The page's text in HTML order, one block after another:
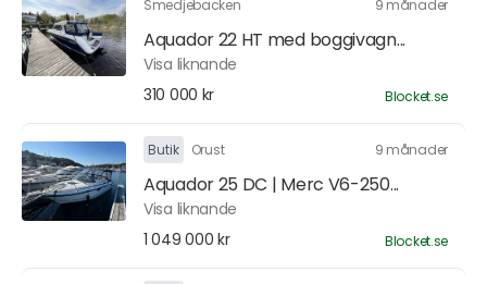
Smedjebacken 9 månader
Aquador 22 HT med boggivagn...
Visa liknande
310 000 kr
Blocket.se
Butik Orust 9 månader
Aquador 25 DC | Merc V6-250...
Visa liknande
1 049 000 kr
Blocket.se